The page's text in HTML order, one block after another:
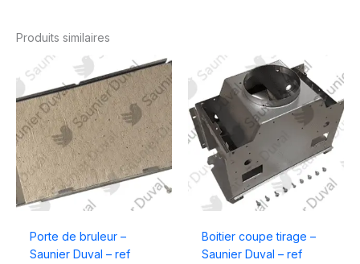
Produits similaires
Porte de bruleur –
Saunier Duval – ref
Boitier coupe tirage –
Saunier Duval – ref